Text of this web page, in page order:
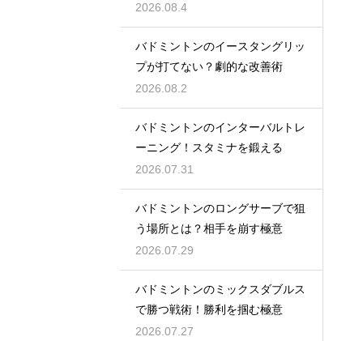
2026.08.4
バドミントンのイースタングリッ
プが打てない？劇的な改善術
2026.08.2
バドミントンのインターバルトレ
ーニング！スタミナを鍛える
2026.07.31
バドミントンのロングサーブで狙
う場所とは？相手を崩す極意
2026.07.29
バドミントンのミックスダブルス
で勝つ戦術！勝利を掴む極意
2026.07.27